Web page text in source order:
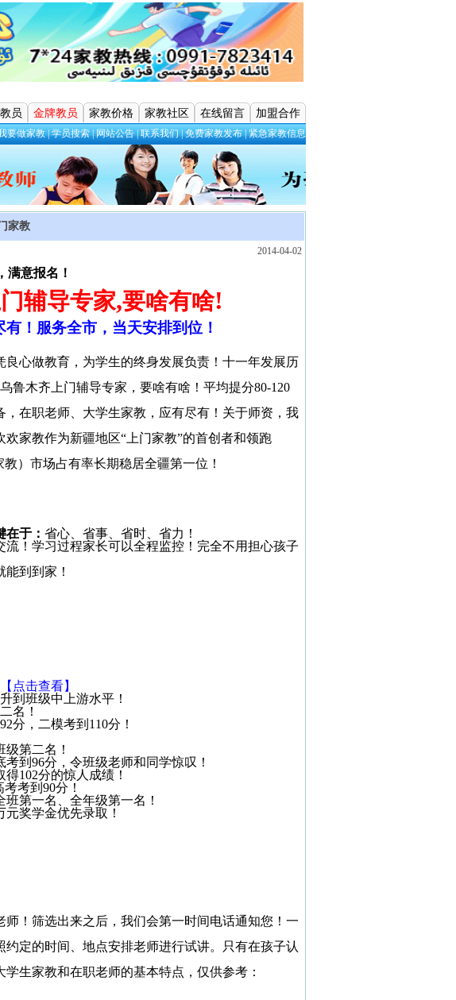
员 金牌教员 家教价格 家教社区 在线留言 加盟合作
要做家教|学员搜索|网站公告|联系我们|免费家教发布|紧急家教信息
家教
2014-04-02
满意报名！
辅导专家,要啥有啥!
！服务全市，当天安排到位！
心做教育，为学生的终身发展负责！十一年发展历
鲁木齐上门辅导专家，要啥有啥！平均提分80-120
在职老师、大学生家教，应有尽有！关于师资，我
家教作为新疆地区“上门家教”的首创者和领跑
）市场占有率长期稳居全疆第一位！
于： 省心、省事、省时、省力！
！学习过程家长可以全程监控！完全不用担心孩子
到到家！
【 点击查看】
到班级中上游水平！
名！
92分，二模考到 110分！
第二名！
考到 96分，令班级老师和同学惊叹！
得102分的惊人成绩！
考到 90分！
第一名、全年级第一名！
奖学金优先录取！
！筛选出来之后，我们会第一时间电话通知您！一
定的时间、地点安排老师进行试讲。只有在孩子认
生家教和在职老师的基本特点，仅供参考：